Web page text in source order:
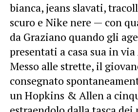
bianca, jeans slavati,
scuro e Nike nere — con
da Graziano quando gli
presentati a casa sua in
Messo alle strette, il
consegnato
un Hopkins & Allen a